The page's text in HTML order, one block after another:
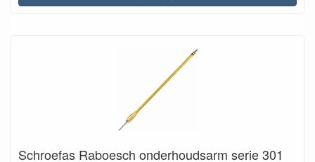
Schroefas Raboesch onderhoudsarm serie 301